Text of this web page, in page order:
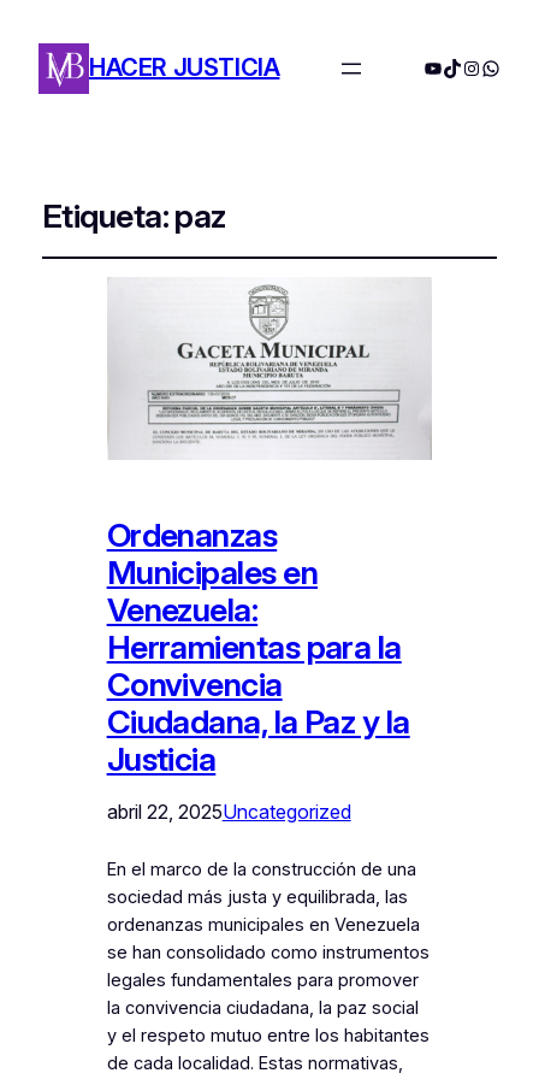
HACER JUSTICIA YouTube
TikTok
Etiqueta:paz
Ordenanzas
Municipales en
Venezuela:
Herramientas para la
Convivencia
Ciudadana, la Paz y la
Justicia
abril 22, 2025Uncategorized
En el marco de la construcción de una
sociedad más justa y equilibrada, las
ordenanzas municipales en Venezuela
se han consolidado como instrumentos
legales fundamentales para promover
la convivencia ciudadana, la paz social
y el respeto mutuo entre los habitantes
de cada localidad. Estas normativas,